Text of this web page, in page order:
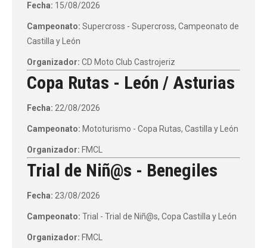
Fecha: 15/08/2026
Campeonato: Supercross - Supercross, Campeonato de
Castilla y León
Organizador: CD Moto Club Castrojeriz
Copa Rutas - León / Asturias
Fecha: 22/08/2026
Campeonato: Mototurismo - Copa Rutas, Castilla y León
Organizador: FMCL
Trial de Niñ@s - Benegiles
Fecha: 23/08/2026
Campeonato: Trial - Trial de Niñ@s, Copa Castilla y León
Organizador: FMCL